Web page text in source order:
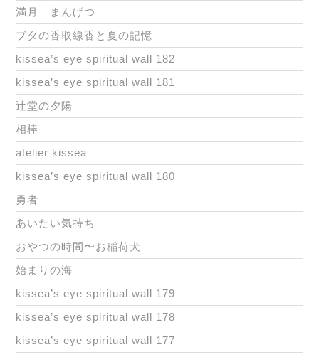
満月 まんげつ
ブタの香取線香と夏の記憶
kissea’s eye spiritual wall 182
kissea’s eye spiritual wall 181
辻堂の夕陽
相棒
atelier kissea
kissea’s eye spiritual wall 180
勇者
あいたい気持ち
おやつの時間〜お稲荷犬
始まりの海
kissea’s eye spiritual wall 179
kissea’s eye spiritual wall 178
kissea’s eye spiritual wall 177